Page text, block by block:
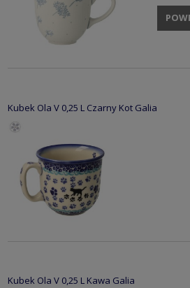
Kubek Ola V 0,25 L Czarny Kot Galia
Kubek Ola V 0,25 L Kawa Galia